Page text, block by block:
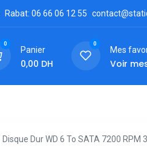
Rabat: 06 66 06 12 55
0
Panier
0,00 DH
0
Mes
Voir
Disque Dur WD 6 To SATA 7200 RPM